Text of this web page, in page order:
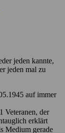
jeden kannte,
jeden mal zu
auf immer
Veteranen, der
erklärt
Medium gerade